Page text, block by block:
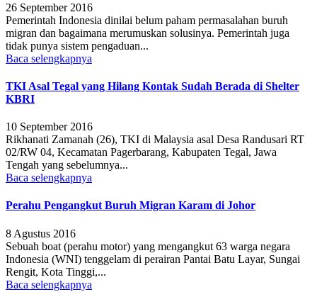
26 September 2016
Pemerintah Indonesia dinilai belum paham permasalahan buruh
migran dan bagaimana merumuskan solusinya. Pemerintah juga
tidak punya sistem pengaduan...
Baca selengkapnya
TKI Asal Tegal yang Hilang Kontak Sudah Berada di Shelter
KBRI
10 September 2016
Rikhanati Zamanah (26), TKI di Malaysia asal Desa Randusari RT
02/RW 04, Kecamatan Pagerbarang, Kabupaten Tegal, Jawa
Tengah yang sebelumnya...
Baca selengkapnya
Perahu Pengangkut Buruh Migran Karam di Johor
8 Agustus 2016
Sebuah boat (perahu motor) yang mengangkut 63 warga negara
Indonesia (WNI) tenggelam di perairan Pantai Batu Layar, Sungai
Rengit, Kota Tinggi,...
Baca selengkapnya